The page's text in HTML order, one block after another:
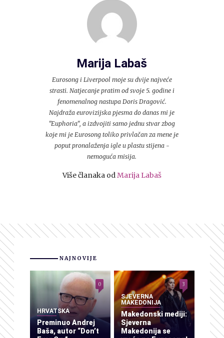
Marija Labaš
Eurosong i Liverpool moje su dvije najveće
strasti. Natjecanje pratim od svoje 5. godine i
fenomenalnog nastupa Doris Dragović.
Najdraža eurovizijska pjesma do danas mi je
"Euphoria", a izdvojiti samo jednu stvar zbog
koje mi je Eurosong toliko privlačan za mene je
poput pronalaženja igle u plastu stijena -
nemoguća misija.
Više članaka odMarija Labaš
NAJNOVIJE
HRVATSKA
Preminuo Andrej
Baša, autor “Don’t
0
SJEVERNA
MAKEDONIJA
Makedonski mediji:
Sjeverna
Makedonija se
3